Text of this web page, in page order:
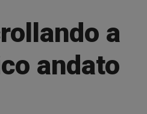
a
andato